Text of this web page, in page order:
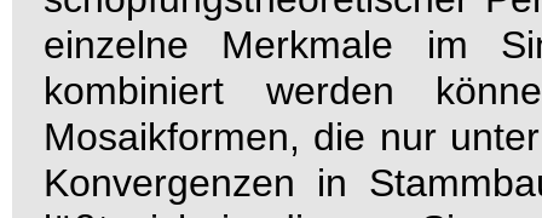
einzelne Merkmale im
kombiniert werden
Mosaikformen, die nur
Konvergenzen in